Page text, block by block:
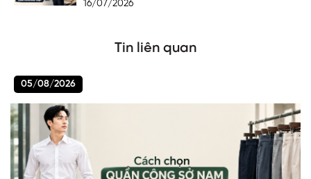
16/07/2026
Tin liên quan
05/08/2026